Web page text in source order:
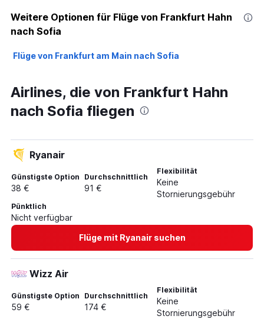
Weitere Optionen für Flüge von Frankfurt Hahn
nach Sofia
Flüge von Frankfurt am Main nach Sofia
Airlines, die von Frankfurt Hahn
nach Sofia fliegen
Ryanair
Günstigste Option
38 €
Durchschnittlich
91 €
Flexibilität
Keine
Stornierungsgebühr
Pünktlich
Nicht verfügbar
Flüge mit Ryanair suchen
Wizz Air
Günstigste Option
59 €
Durchschnittlich
174 €
Flexibilität
Keine
Stornierungsgebühr